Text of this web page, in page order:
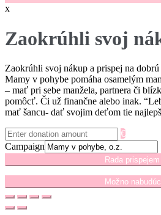
x
Zaokrúhli svoj
Zaokrúhli svoj nákup a prispej na
Mamy v pohybe pomáha osamelým
– mať pri sebe manžela, partnera či
pomôcť. Či už finančne alebo inak.
mať šancu- dať svojim deťom tie
€
Campaign
Rada
Možno